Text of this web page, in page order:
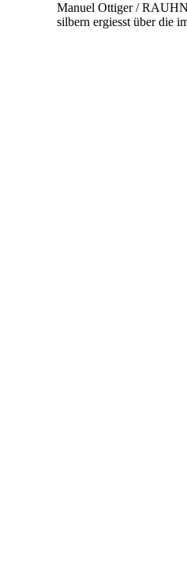
Manuel Ottiger /
silbern ergiesst über die